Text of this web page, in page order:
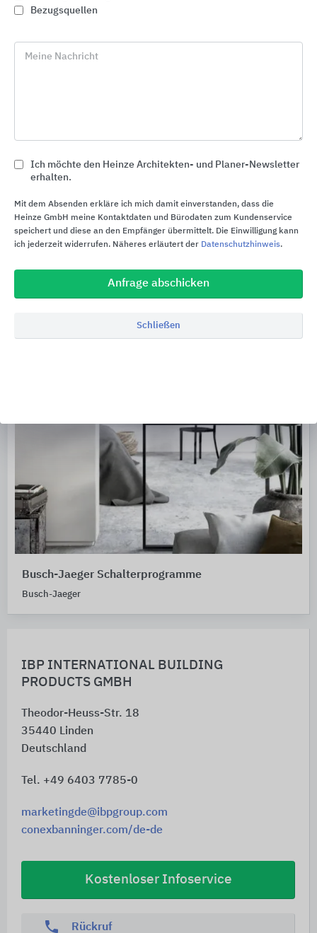
IBP INTERNATIONAL BUILDING
PRODUCTS GMBH
Theodor-Heuss-Str. 18
35440 Linden
Deutschland
Tel. +49 6403 7785-0
marketingde@ibpgroup.com
conexbanninger.com/de-de
Kostenloser Infoservice
phone Rückruf
Steckdosen
Busch-Jaeger Schalterprogramme
Busch-Jaeger
Bezugsquellen
Meine Nachricht
Ich möchte den Heinze Architekten- und Planer-Newsletter
erhalten.
Mit dem Absenden erkläre ich mich damit einverstanden, dass die
Heinze GmbH meine Kontaktdaten und Bürodaten zum Kundenservice
speichert und diese an den Empfänger übermittelt. Die Einwilligung kann
ich jederzeit widerrufen. Näheres erläutert der Datenschutzhinweis.
Anfrage abschicken
Schließen